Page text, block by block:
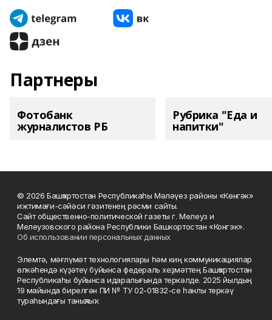
Партнеры
Фотобанк
журналистов РБ
Рубрика "Еда и
напитки"
© 2026 Башҡортостан Республикаһы Мәләүез районы «Көнгәк»
ижтимағи-сәйәси гәзитенең рәсми сайты.
Сайт общественно-политической газеты г. Мелеуз и
Мелеузовского района Республики Башкортостан «Конгэк».
Об использовании персональных данных
Элемтә, мәғлүмәт технологиялары һәм киң коммуникациялар
өлкәһендә күҙәтеү буйынса федераль хеҙмәттең Башҡортостан
Республикаһы буйынса идаралығында теркәлде. 2025 йылдың
19 майында бирелгән ПИ № ТУ 02-01832-се һанлы теркәү
тураһындағы таныҡлыҡ.